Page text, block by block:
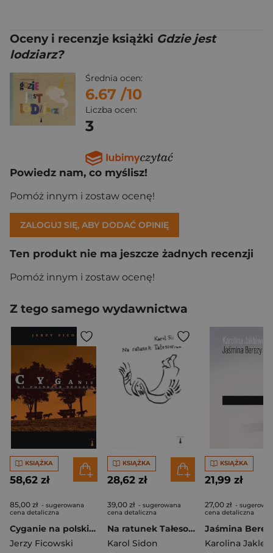
Oceny i recenzje książki Gdzie jest
lodziarz?
Średnia ocen:
6.67 /10
Liczba ocen:
3
Powiedz nam, co myślisz!
Pomóż innym i zostaw ocenę!
ZALOGUJ SIĘ, ABY DODAĆ OPINIĘ
Ten produkt nie ma jeszcze żadnych recenzji
Pomóż innym i zostaw ocenę!
Z tego samego wydawnictwa
KSIĄŻKA
58,62 zł
85,00 zł - sugerowana
cena detaliczna
Cyganie na polskich drogach
Jerzy Ficowski
KSIĄŻKA
28,62 zł
39,00 zł - sugerowana
cena detaliczna
Na ratunek Tałesowicz
Karol Sidon
KSIĄŻKA
21,99 zł
27,00 zł -
cena detaliczna
Jaśmina
Karolina